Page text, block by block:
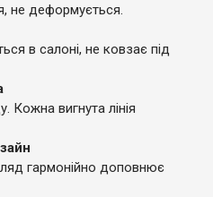
не деформується.
в салоні, не ковзає під
Кожна вигнута лінія
гармонійно доповнює